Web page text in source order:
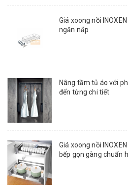
Giá xoong nồi
ngăn nắp
Nâng tầm tủ áo với
đến từng chi tiết
Giá xoong nồi
bếp gọn gàng chuẩn